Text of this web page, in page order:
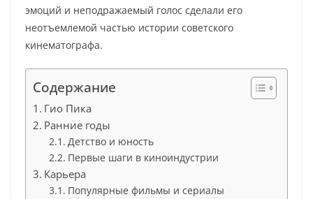
эмоций и неподражаемый голос сделали его
неотъемлемой частью истории советского
кинематографа.
Содержание
Гио Пика
Ранние годы
Детство и юность
Первые шаги в киноиндустрии
Карьера
Популярные фильмы и сериалы